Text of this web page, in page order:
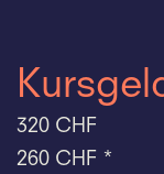
320 CHF
260 CHF *